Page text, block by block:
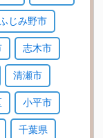
じみ野市
志木市
清瀬市
小平市
千葉県